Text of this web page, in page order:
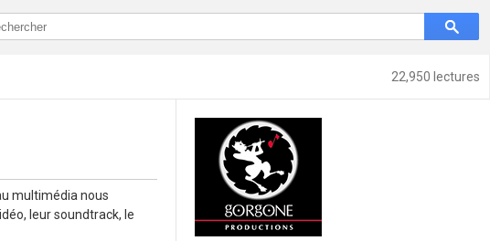
22,950 lectures
multimédia nous
leur soundtrack, le